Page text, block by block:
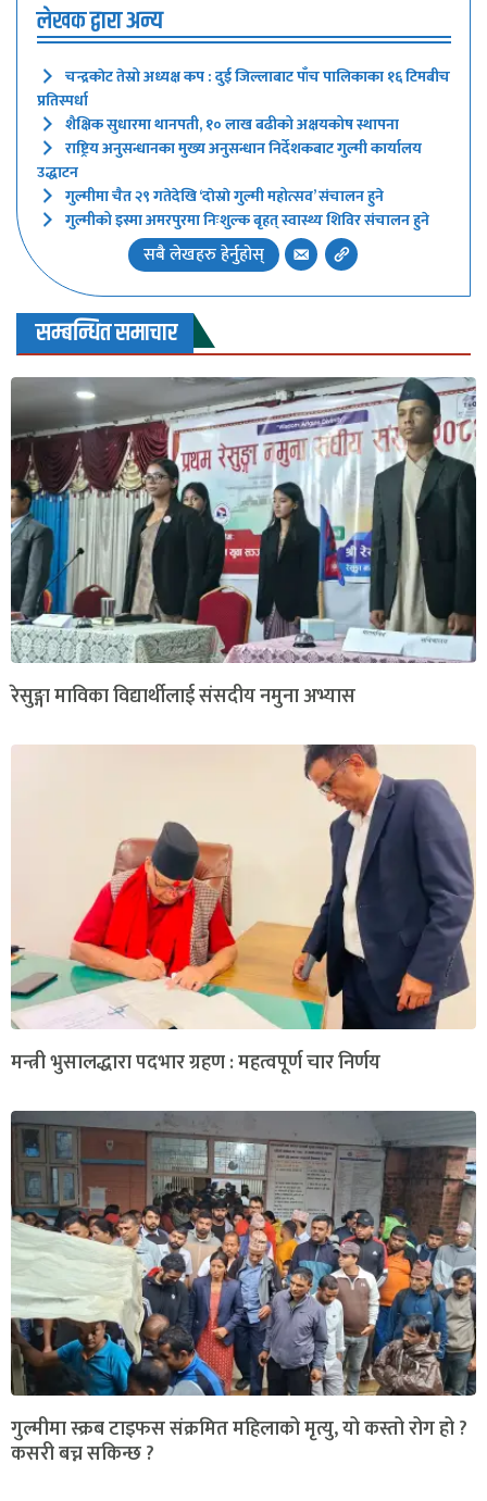
लेखक द्वारा अन्य
चन्द्रकाेट तेस्रो अध्यक्ष कप : दुई जिल्लाबाट पाँच पालिकाका १६ टिमबीच
प्रतिस्पर्धा
शैक्षिक सुधारमा थानपती, १० लाख बढीको अक्षयकोष स्थापना
राष्ट्रिय अनुसन्धानका मुख्य अनुसन्धान निर्देशकबाट गुल्मी कार्यालय
उद्धाटन
गुल्मीमा चैत २९ गतेदेखि ‘दाेस्राे गुल्मी महोत्सव’ संचालन हुने
गुल्मीको इस्मा अमरपुरमा निःशुल्क बृहत् स्वास्थ्य शिविर संचालन हुने
सबै लेखहरु हेर्नुहोस्
सम्बन्धित समाचार
रेसुङ्गा माविका विद्यार्थीलाई संसदीय नमुना अभ्यास
मन्त्री भुसालद्धारा पदभार ग्रहण : महत्वपूर्ण चार निर्णय
गुल्मीमा स्क्रब टाइफस संक्रमित महिलाको मृत्यु, यो कस्तो रोग हो ?
कसरी बच्न सकिन्छ ?